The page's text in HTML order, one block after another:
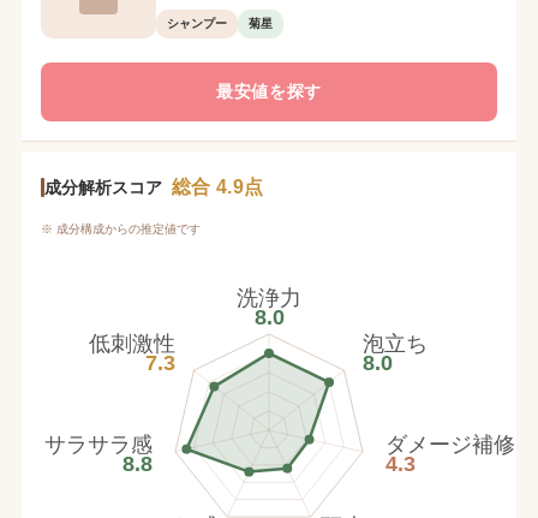
シャンプー 菊星
最安値を探す
成分解析スコア 総合 4.9点
※ 成分構成からの推定値です
洗浄力
8.0
泡立ち
8.0
ダメージ補修
4.3
サラサラ感
8.8
低刺激性
7.3